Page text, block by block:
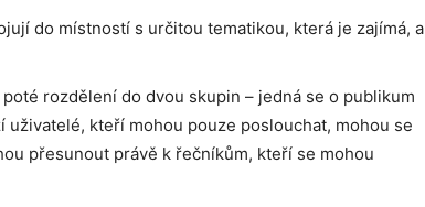
do místností s určitou tematikou, která je zajímá, a
rozdělení do dvou skupin – jedná se o publikum
uživatelé, kteří mohou pouze poslouchat, mohou se
přesunout právě k řečníkům, kteří se mohou